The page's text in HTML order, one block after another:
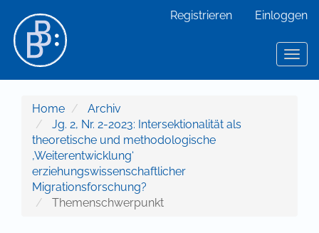
Hauptinhalt
Sidebar
Registrieren Einloggen
Home
Archiv
Jg. 2, Nr. 2-2023: Intersektionalität als
theoretische und methodologische
‚Weiterentwicklung‘
erziehungswissenschaftlicher
Migrationsforschung?
Themenschwerpunkt